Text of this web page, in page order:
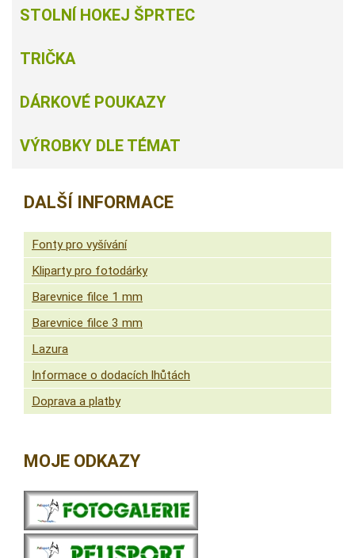
STOLNÍ HOKEJ ŠPRTEC
TRIČKA
DÁRKOVÉ POUKAZY
VÝROBKY DLE TÉMAT
DALŠÍ INFORMACE
Fonty pro vyšívání
Kliparty pro fotodárky
Barevnice filce 1 mm
Barevnice filce 3 mm
Lazura
Informace o dodacích lhůtách
Doprava a platby
MOJE ODKAZY